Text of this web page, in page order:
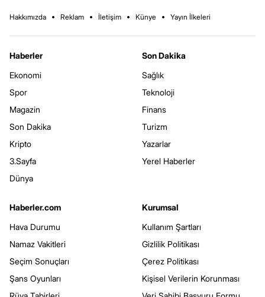
Hakkımızda Reklam İletişim Künye Yayın İlkeleri
Haberler
Ekonomi
Spor
Magazin
Son Dakika
Kripto
3.Sayfa
Dünya
Son Dakika
Sağlık
Teknoloji
Finans
Turizm
Yazarlar
Yerel Haberler
Haberler.com
Hava Durumu
Namaz Vakitleri
Seçim Sonuçları
Şans Oyunları
Kurumsal
Kullanım Şartları
Gizlilik Politikası
Çerez Politikası
Kişisel Verilerin Korunması